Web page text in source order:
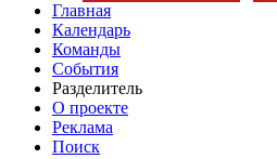
Главная
Календарь
Команды
События
Разделитель
О проекте
Реклама
Поиск